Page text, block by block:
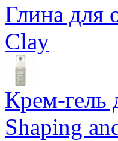
Глина для
Clay
Крем-гель
Shaping